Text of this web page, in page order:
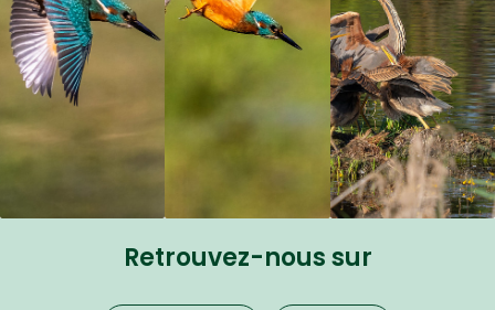
Retrouvez-nous sur